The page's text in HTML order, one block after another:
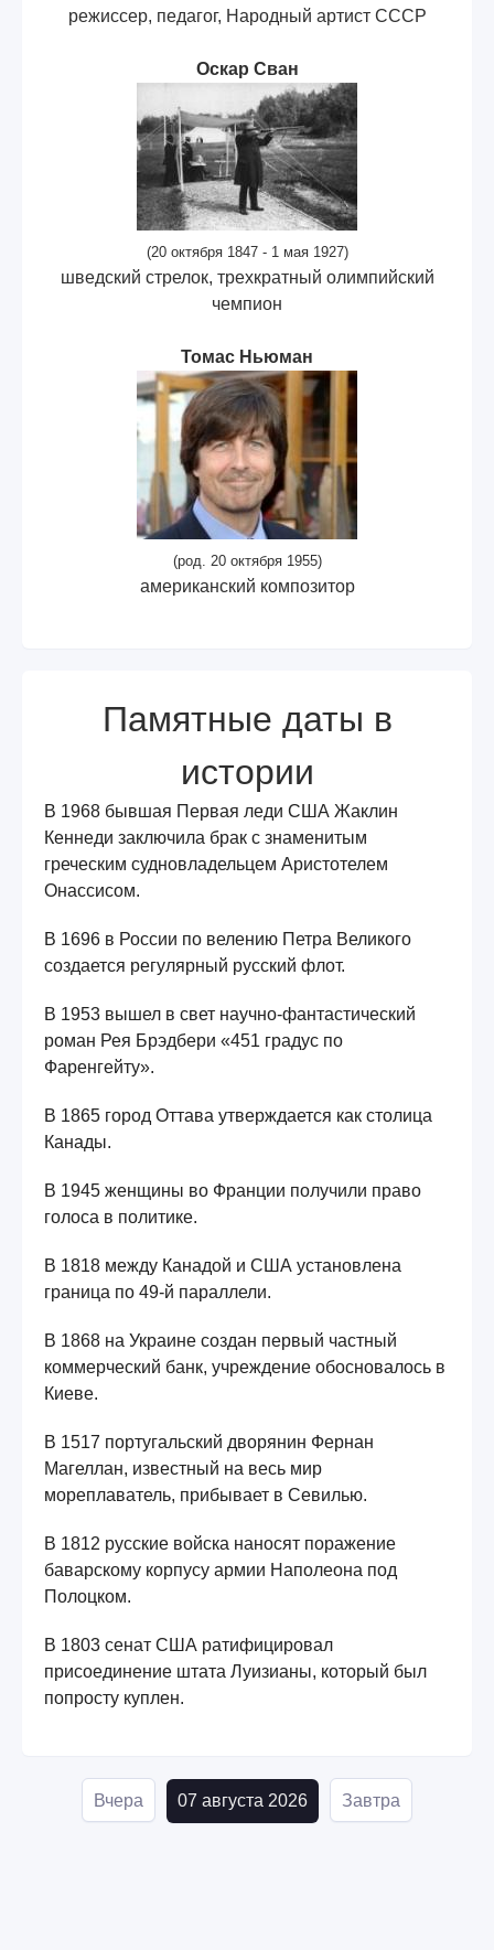
режиссер, педагог, Народный артист СССР
Оскар Сван
(20 октября 1847 - 1 мая 1927)
шведский стрелок, трехкратный олимпийский
чемпион
Томас Ньюман
(род. 20 октября 1955)
американский композитор
Памятные даты в
истории
В 1968 бывшая Первая леди США Жаклин
Кеннеди заключила брак с знаменитым
греческим судновладельцем Аристотелем
Онассисом.
В 1696 в России по велению Петра Великого
создается регулярный русский флот.
В 1953 вышел в свет научно-фантастический
роман Рея Брэдбери «451 градус по
Фаренгейту».
В 1865 город Оттава утверждается как столица
Канады.
В 1945 женщины во Франции получили право
голоса в политике.
В 1818 между Канадой и США установлена
граница по 49-й параллели.
В 1868 на Украине создан первый частный
коммерческий банк, учреждение обосновалось в
Киеве.
В 1517 португальский дворянин Фернан
Магеллан, известный на весь мир
мореплаватель, прибывает в Севилью.
В 1812 русские войска наносят поражение
баварскому корпусу армии Наполеона под
Полоцком.
В 1803 сенат США ратифицировал
присоединение штата Луизианы, который был
попросту куплен.
Вчера 07 августа 2026 Завтра